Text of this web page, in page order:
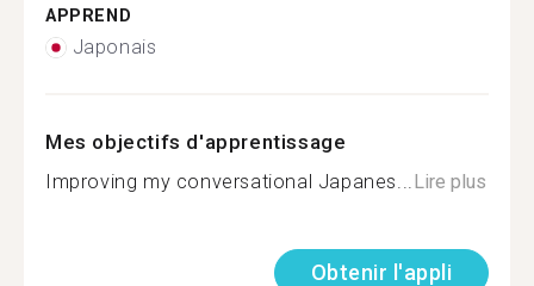
APPREND
Japonais
Mes objectifs d'apprentissage
Improving my conversational Japanes...Lire plus
Obtenir l'appli